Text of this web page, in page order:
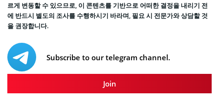
르게 변동할 수 있으므로, 이 콘텐츠를 기반으로 어떠한 결정을 내리기 전
에 반드시 별도의 조사를 수행하시기 바라며, 필요 시 전문가와 상담할 것
을 권장합니다.
Subscribe to our telegram channel.
Join